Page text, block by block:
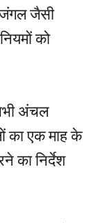
जैसी
को
अंचल
का एक माह के
का निर्देश